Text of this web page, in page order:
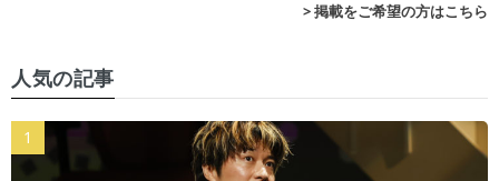
> 掲載をご希望の方はこちら
人気の記事